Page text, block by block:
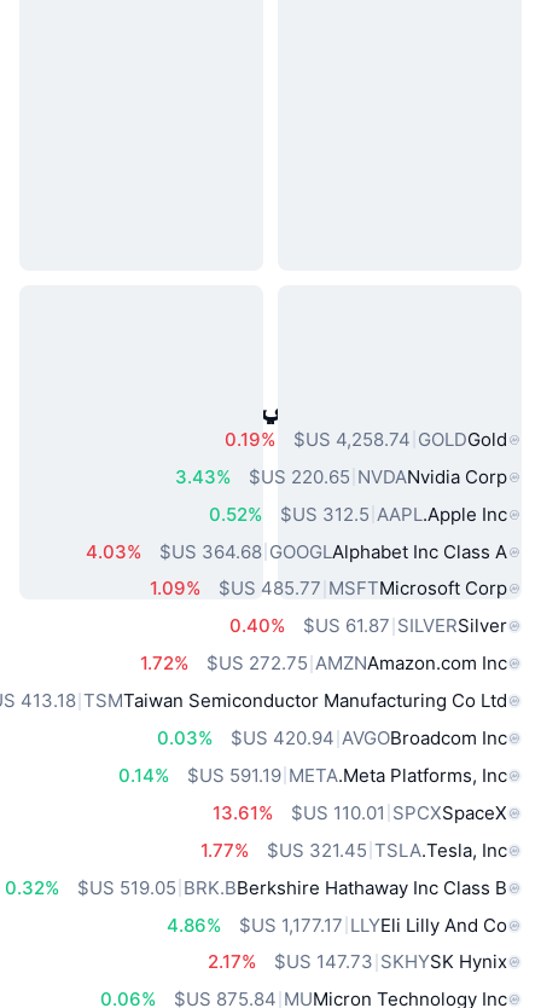
أصول العالم الحقيقي الشائعة
Gold
GOLD
0.19%
Nvidia Corp
NVDA
3.43%
Apple Inc.
AAPL
0.52%
Alphabet Inc Class A
GOOGL
‏364.68 US$
4.03%
Microsoft Corp
MSFT
1.09%
Silver
SILVER
0.40%
Amazon.com Inc
AMZN
1.72%
Taiwan Semiconductor Manufacturing Co Ltd
TSM
‏413.18 US$
Broadcom Inc
AVGO
0.03%
Meta Platforms, Inc.
META
‏591.19 US$
0.14%
SpaceX
SPCX
13.61%
Tesla, Inc.
TSLA
1.77%
Berkshire Hathaway Inc Class B
BRK.B
0.32%
Eli Lilly And Co
LLY
4.86%
SK Hynix
SKHY
2.17%
Micron Technology Inc
MU
0.06%